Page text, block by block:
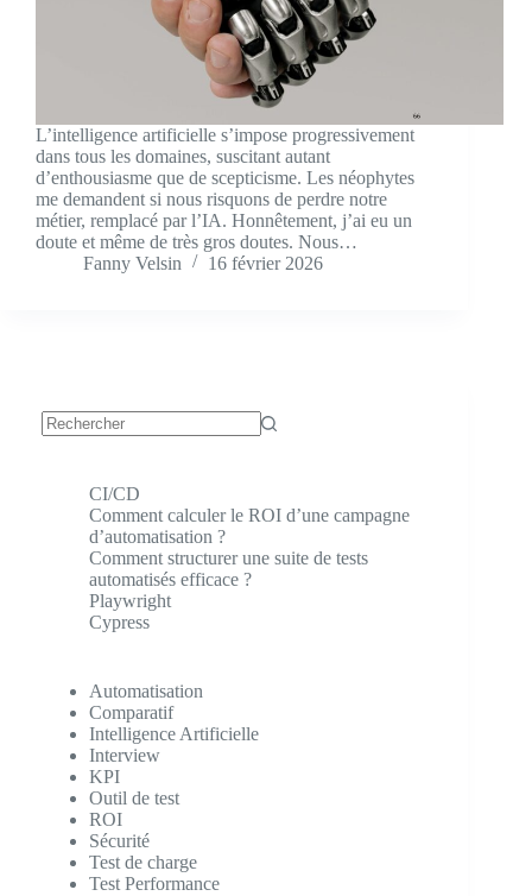
L’intelligence artificielle s’impose progressivement
dans tous les domaines, suscitant autant
d’enthousiasme que de scepticisme. Les néophytes
me demandent si nous risquons de perdre notre
métier, remplacé par l’IA. Honnêtement, j’ai eu un
doute et même de très gros doutes. Nous…
Fanny Velsin
16 février 2026
CI/CD
Comment calculer le ROI d’une campagne
d’automatisation ?
Comment structurer une suite de tests
automatisés efficace ?
Playwright
Cypress
Automatisation
Comparatif
Intelligence Artificielle
Interview
KPI
Outil de test
ROI
Sécurité
Test de charge
Test Performance